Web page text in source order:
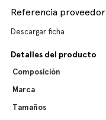
Referencia proveedor
Descargar ficha
Detalles del producto
Composición
Marca
Tamaños